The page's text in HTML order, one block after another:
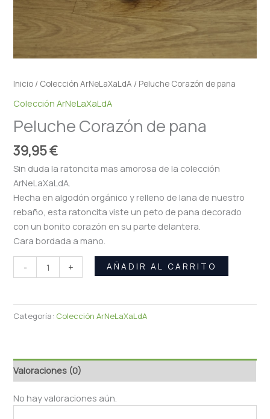
Inicio / Colección ArNeLaXaLdA / Peluche Corazón de pana
Colección ArNeLaXaLdA
Peluche Corazón de pana
39,95€
Sin duda la ratoncita mas amorosa de la colección
ArNeLaXaLdA.
Hecha en algodón orgánico y relleno de lana de nuestro
rebaño, esta ratoncita viste un peto de pana decorado
con un bonito corazón en su parte delantera.
Cara bordada a mano.
- + AÑADIR AL CARRITO
Categoría: Colección ArNeLaXaLdA
Valoraciones (0)
No hay valoraciones aún.